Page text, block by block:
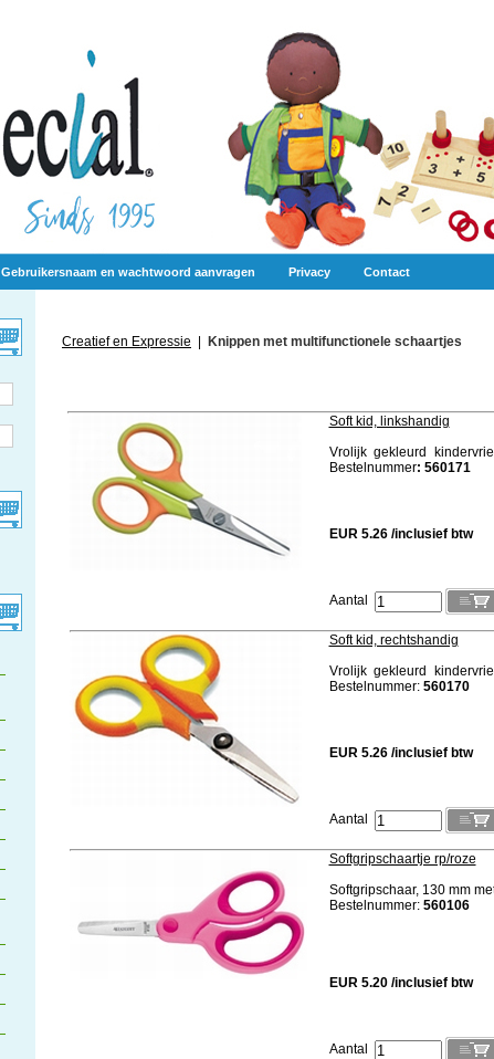
Gebruikersnaam en wachtwoord aanvragen Privacy Contact
Creatief en Expressie Knippen met multifunctionele schaartjes
Soft kid, linkshandig
Vrolijk gekleurd
Bestelnummer: 560171
EUR 5.26 /inclusief btw
Aantal
Soft kid, rechtshandig
Vrolijk gekleurd
Bestelnummer: 560170
EUR 5.26 /inclusief btw
Aantal
Softgripschaartje rp/roze
Softgripschaar, 130 mm
Bestelnummer:560106
EUR 5.20 /inclusief btw
Aantal